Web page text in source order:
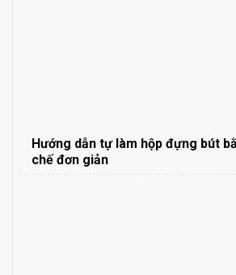
Hướng dẫn tự làm hộp đựng bút
chế đơn giản